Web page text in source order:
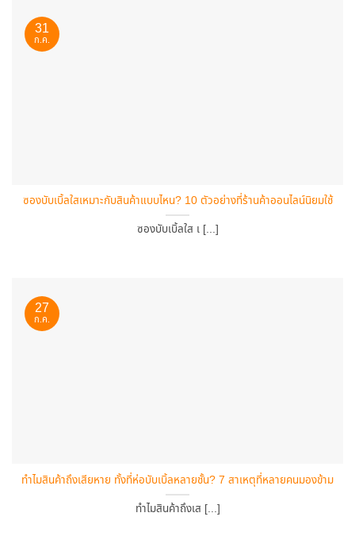
ซองบับเบิ้ลใสเหมาะกับสินค้าแบบไหน? 10 ตัวอย่างที่ร้านค้าออนไลน์นิยมใช้
ซองบับเบิ้ลใส เ [...]
31
ก.ค.
ทำไมสินค้าถึงเสียหาย ทั้งที่ห่อบับเบิ้ลหลายชั้น? 7 สาเหตุที่หลายคนมองข้าม
ทำไมสินค้าถึงเส [...]
27
ก.ค.